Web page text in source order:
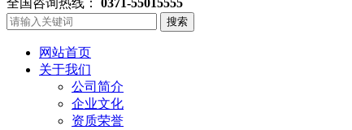
全国咨询热线： 0371-55015555
搜索
网站首页
关于我们
公司简介
企业文化
资质荣誉